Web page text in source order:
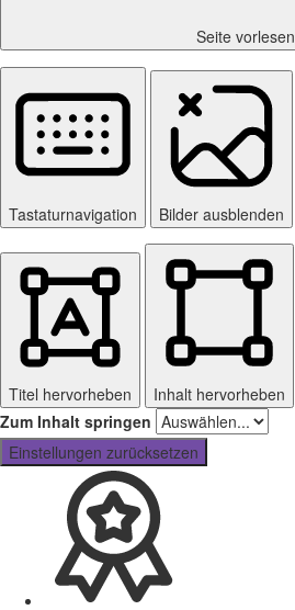
Seite vorlesen
Tastaturnavigation Bilder ausblenden
Titel hervorheben Inhalt hervorheben
Zum Inhalt springen
Einstellungen zurücksetzen